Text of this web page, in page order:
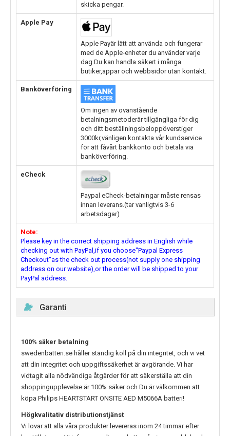
skicka pengar.
Apple Pay
Apple Payär lätt att använda och fungerar
med de Apple-enheter du använder varje
dag.Du kan handla säkert i många
butiker,appar och webbsidor utan kontakt.
Banköverföring
Om ingen av ovanstående
betalningsmetoderär tillgängliga för dig
och ditt beställningsbeloppöverstiger
3000kr,vänligen kontakta vår kundservice
för att fåvårt bankkonto och betala via
banköverföring.
eCheck
Paypal eCheck-betalningar måste rensas
innan leverans.(tar vanligtvis 3-6
arbetsdagar)
Note:
Please key in the correct shipping address in English while
checking out with PayPal,if you choose"Paypal Express
Checkout"as the check out process(not supply one shipping
address on our website),or the order will be shipped to your
PayPal address.
Garanti
100% säker betalning
swedenbatteri.se håller ständig koll på din integritet, och vi vet
att din integritet och uppgiftssäkerhet är avgörande. Vi har
vidtagit alla nödvändiga åtgärder för att säkerställa att din
shoppingupplevelse är 100% säker och Du är välkommen att
köpa Philips HEARTSTART ONSITE AED M5066A batteri!
Högkvalitativ distributionstjänst
Vi lovar att alla våra produkter levereras inom 24 timmar efter